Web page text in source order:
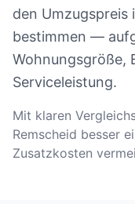
den Umzugspreis
bestimmen —
Wohnungsgröße,
Serviceleistung.
Mit klaren
Remscheid besser
Zusatzkosten